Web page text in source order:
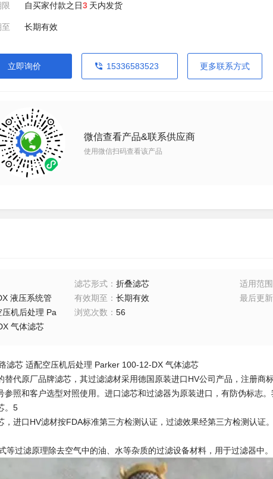
自买家付款之日3 天内发货
长期有效
立即询价 15336583523 更多联系方式
微信查看产品&联系供应商
使用微信扫码查看该产品
滤芯形式： 折叠滤芯 适用范围
液压系统管
机后处理 Pa
气体滤芯
有效期至 ： 长期有效 最后更新
浏览次数 ： 56
滤芯 适配空压机后处理 Parker 100-12-DX 气体滤芯
替代原厂品牌滤芯，其过滤滤材采用德国原装进口HV公司产品，注册商
参照和客户选型对照使用。进口滤芯和过滤器为原装进口，有防伪标志
。5
进口HV滤材按FDA标准第三方检测认证，过滤效果经第三方检测认证。
等过滤原理除去空气中的油、水等杂质的过滤设备材料，用于过滤器中。